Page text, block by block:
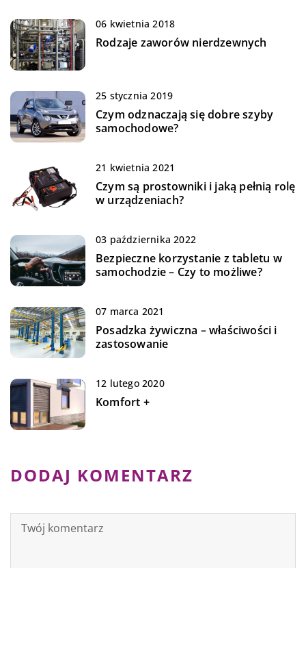
06 kwietnia 2018
Rodzaje zaworów nierdzewnych
25 stycznia 2019
Czym odznaczają się dobre szyby
samochodowe?
21 kwietnia 2021
Czym są prostowniki i jaką pełnią rolę
w urządzeniach?
03 października 2022
Bezpieczne korzystanie z tabletu w
samochodzie – Czy to możliwe?
07 marca 2021
Posadzka żywiczna – właściwości i
zastosowanie
12 lutego 2020
Komfort +
DODAJ KOMENTARZ